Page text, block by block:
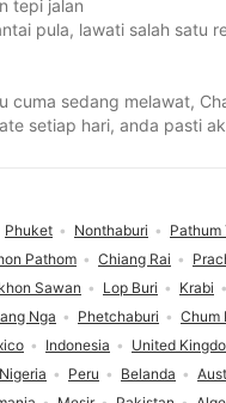
tepi jalan
pula, lawati salah satu
cuma sedang melawat,
setiap hari, anda pasti
Indonesia United
Nigeria Peru Belanda
Phuket Nonthaburi Pathum
Pathom Chiang Rai
Sawan Lop Buri Krabi
Nga Phetchaburi Chum